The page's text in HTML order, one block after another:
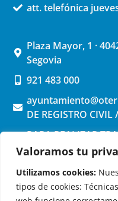
Valoramos tu
Utilizamos cookies:
tipos de cookies:
att. telefónica
Plaza Mayor, 1 ·
Segovia
921 483 000
DE REGISTRO
PARA REALIZAR
ELECTRONICA